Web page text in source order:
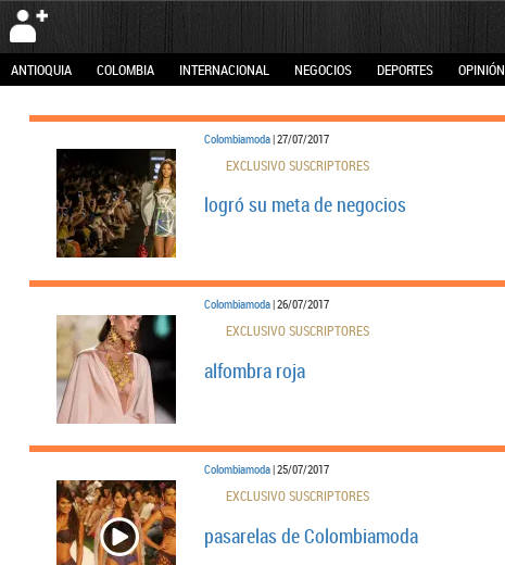
ANTIOQUIA COLOMBIA INTERNACIONAL NEGOCIOS DEPORTES OPINIÓN
Colombiamoda| 27/07/2017
EXCLUSIVO SUSCRIPTORES
logró su meta de negocios
Colombiamoda| 26/07/2017
EXCLUSIVO SUSCRIPTORES
alfombra roja
Colombiamoda| 25/07/2017
EXCLUSIVO SUSCRIPTORES
pasarelas de Colombiamoda